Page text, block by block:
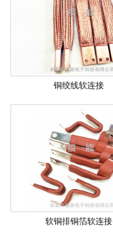
铜绞线软连接
软铜排铜箔软连接